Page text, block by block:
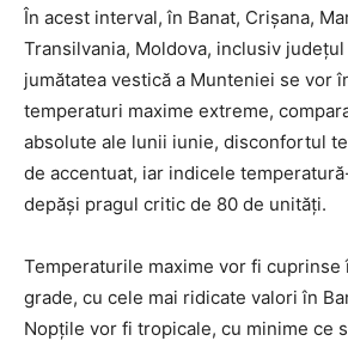
În acest interval, în Banat, Crișana,
Transilvania, Moldova, inclusiv județul
jumătatea vestică a Munteniei se vor
temperaturi maxime extreme,
absolute ale lunii iunie, disconfortul
de accentuat, iar indicele
depăși pragul critic de 80 de unități.
Temperaturile maxime vor fi cuprinse
grade, cu cele mai ridicate valori în
Nopțile vor fi tropicale, cu minime ce